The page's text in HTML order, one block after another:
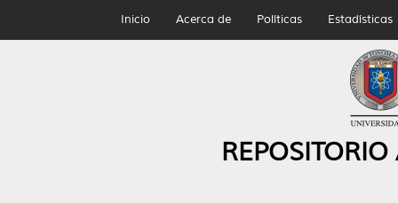
Inicio Acerca de Políticas Estadísticas